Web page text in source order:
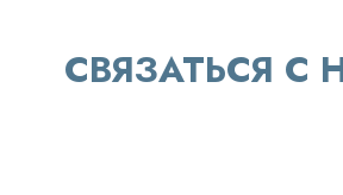
СВЯЗАТЬСЯ С